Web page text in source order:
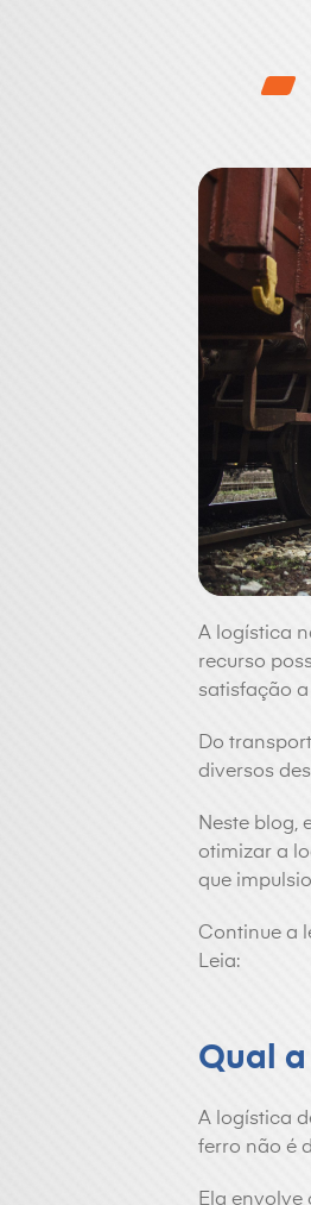
A logística
recurso
satisfação a
Do
diversos
Neste blog,
otimizar a
que
Continue a
Leia:
Qual
A logística
ferro não é
Ela envolve